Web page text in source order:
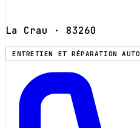
La Crau · 83260
ENTRETIEN ET RÉPARATION AUTO